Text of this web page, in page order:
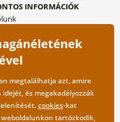
INFORMÁCIÓK
megtalálhatja azt, amire
és megakadályozzák
cookies-kat
tartózkodik,